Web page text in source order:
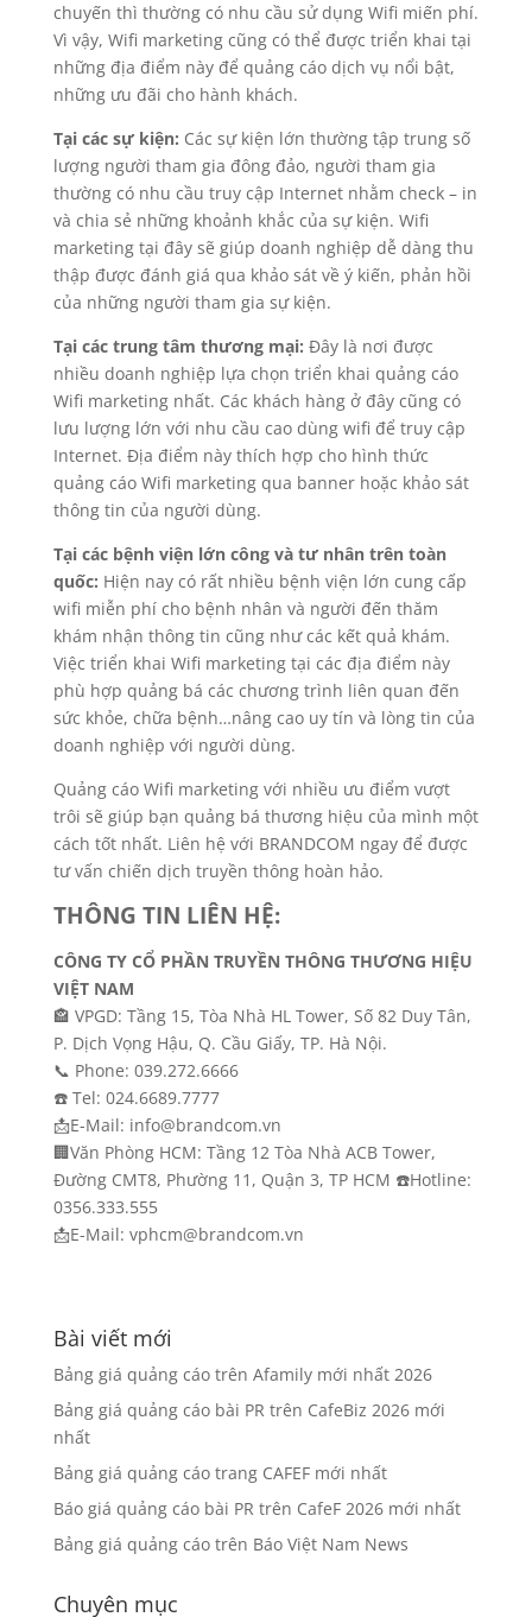
chuyến thì thường có nhu cầu sử dụng Wifi miến phí.
Vì vậy, Wifi marketing cũng có thể được triển khai tại
những địa điểm này để quảng cáo dịch vụ nổi bật,
những ưu đãi cho hành khách.
Tại các sự kiện: Các sự kiện lớn thường tập trung số
lượng người tham gia đông đảo, người tham gia
thường có nhu cầu truy cập Internet nhằm check – in
và chia sẻ những khoảnh khắc của sự kiện. Wifi
marketing tại đây sẽ giúp doanh nghiệp dễ dàng thu
thập được đánh giá qua khảo sát về ý kiến, phản hồi
của những người tham gia sự kiện.
Tại các trung tâm thương mại: Đây là nơi được
nhiều doanh nghiệp lựa chọn triển khai quảng cáo
Wifi marketing nhất. Các khách hàng ở đây cũng có
lưu lượng lớn với nhu cầu cao dùng wifi để truy cập
Internet. Địa điểm này thích hợp cho hình thức
quảng cáo Wifi marketing qua banner hoặc khảo sát
thông tin của người dùng.
Tại các bệnh viện lớn công và tư nhân trên toàn
quốc: Hiện nay có rất nhiều bệnh viện lớn cung cấp
wifi miễn phí cho bệnh nhân và người đến thăm
khám nhận thông tin cũng như các kết quả khám.
Việc triển khai Wifi marketing tại các địa điểm này
phù hợp quảng bá các chương trình liên quan đến
sức khỏe, chữa bệnh…nâng cao uy tín và lòng tin của
doanh nghiệp với người dùng.
Quảng cáo Wifi marketing với nhiều ưu điểm vượt
trôi sẽ giúp bạn quảng bá thương hiệu của mình một
cách tốt nhất. Liên hệ với BRANDCOM ngay để được
tư vấn chiến dịch truyền thông hoàn hảo.
THÔNG TIN LIÊN HỆ:
CÔNG TY CỔ PHẦN TRUYỀN THÔNG THƯƠNG HIỆU
VIỆT NAM
🏤 VPGD: Tầng 15, Tòa Nhà HL Tower, Số 82 Duy Tân,
P. Dịch Vọng Hậu, Q. Cầu Giấy, TP. Hà Nội.
📞 Phone: 039.272.6666
☎️ Tel: 024.6689.7777
📩E-Mail: info@brandcom.vn
🏢Văn Phòng HCM: Tầng 12 Tòa Nhà ACB Tower,
Đường CMT8, Phường 11, Quận 3, TP HCM ☎️Hotline:
0356.333.555
📩E-Mail: vphcm@brandcom.vn
Bài viết mới
Bảng giá quảng cáo trên Afamily mới nhất 2026
Bảng giá quảng cáo bài PR trên CafeBiz 2026 mới
nhất
Bảng giá quảng cáo trang CAFEF mới nhất
Báo giá quảng cáo bài PR trên CafeF 2026 mới nhất
Bảng giá quảng cáo trên Báo Việt Nam News
Chuyên mục